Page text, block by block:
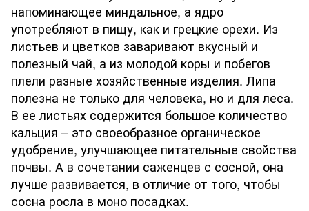
напоминающее миндальное, а ядро
употребляют в пищу, как и грецкие орехи. Из
листьев и цветков заваривают вкусный и
полезный чай, а из молодой коры и побегов
плели разные хозяйственные изделия. Липа
полезна не только для человека, но и для леса.
В ее листьях содержится большое количество
кальция – это своеобразное органическое
удобрение, улучшающее питательные свойства
почвы. А в сочетании саженцев с сосной, она
лучше развивается, в отличие от того, чтобы
сосна росла в моно посадках.